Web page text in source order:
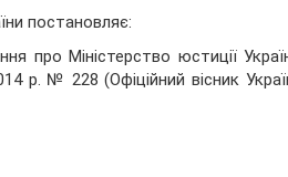
постановляє:
про Міністерство юстиції
р. № 228 (Офіційний вісник